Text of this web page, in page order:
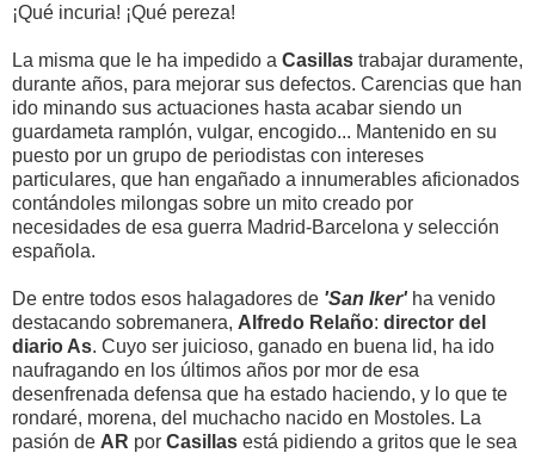
¡Qué incuria! ¡Qué pereza!
La misma que le ha impedido a Casillas trabajar duramente,
durante años, para mejorar sus defectos. Carencias que han
ido minando sus actuaciones hasta acabar siendo un
guardameta ramplón, vulgar, encogido... Mantenido en su
puesto por un grupo de periodistas con intereses
particulares, que han engañado a innumerables aficionados
contándoles milongas sobre un mito creado por
necesidades de esa guerra Madrid-Barcelona y selección
española.
De entre todos esos halagadores de 'San Iker'ha venido
destacando sobremanera, Alfredo Relaño: director del
diario As. Cuyo ser juicioso, ganado en buena lid, ha ido
naufragando en los últimos años por mor de esa
desenfrenada defensa que ha estado haciendo, y lo que te
rondaré, morena, del muchacho nacido en Mostoles. La
pasión de AR por Casillas está pidiendo a gritos que le sea